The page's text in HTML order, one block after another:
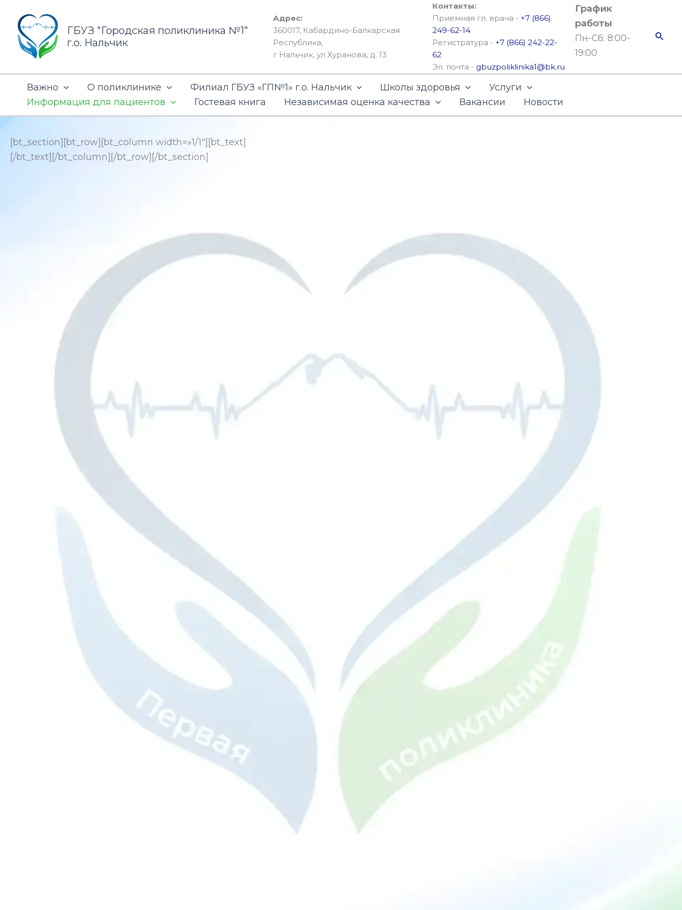
содержимому ГБУЗ "Городская поликлиника №1"
г.о. Нальчик
Адрес:
360017, Кабардино-Балкарская
Республика,
г Нальчик, ул Хуранова, д. 13
Контакты:
Приемная гл. врача - +7 (866)
249-62-14
Регистратура - +7 (866) 242-22-
62
Эл. почта - gbuzpoliklinika1@bk.ru
График
работы
Пн-Сб: 8:00-
19:00
Важно О поликлинике Филиал ГБУЗ «ГП№1» г.о. Нальчик Школы здоровья
Услуги
Информация для пациентов
Гостевая книга Независимая оценка качества Вакансии Новости
[bt_section][bt_row][bt_column width=»1/1″][bt_text]
[/bt_text][/bt_column][/bt_row][/bt_section]